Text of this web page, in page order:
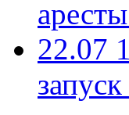
22.07